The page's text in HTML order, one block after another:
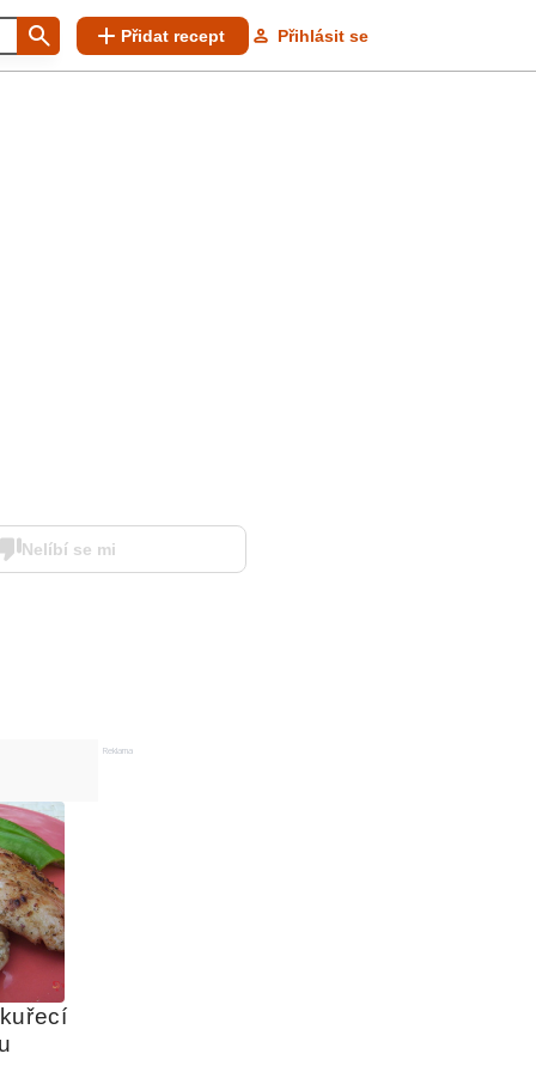
Přidat recept Přihlásit se
Nelíbí se mi
Reklama